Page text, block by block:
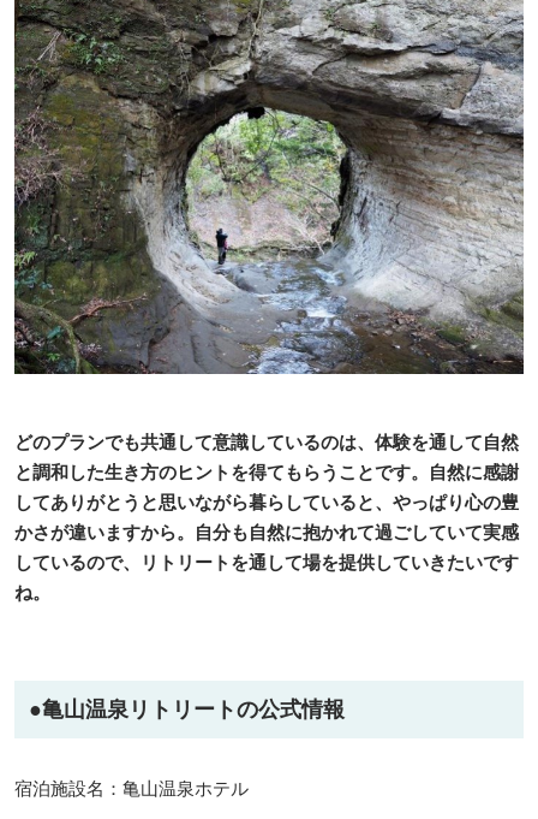
どのプランでも共通して意識しているのは、体験を通して自然
と調和した生き方のヒントを得てもらうことです。自然に感謝
してありがとうと思いながら暮らしていると、やっぱり心の豊
かさが違いますから。自分も自然に抱かれて過ごしていて実感
しているので、リトリートを通して場を提供していきたいです
ね。
●亀山温泉リトリートの公式情報
宿泊施設名：亀山温泉ホテル